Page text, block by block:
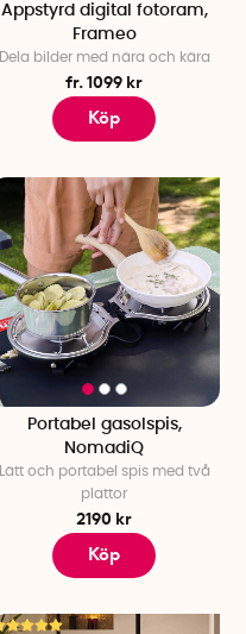
Appstyrd digital fotoram,
Frameo
Dela bilder med nära och kära
fr. 1099 kr
Köp
Portabel gasolspis,
NomadiQ
Lätt och portabel spis med två
plattor
2190 kr
Köp